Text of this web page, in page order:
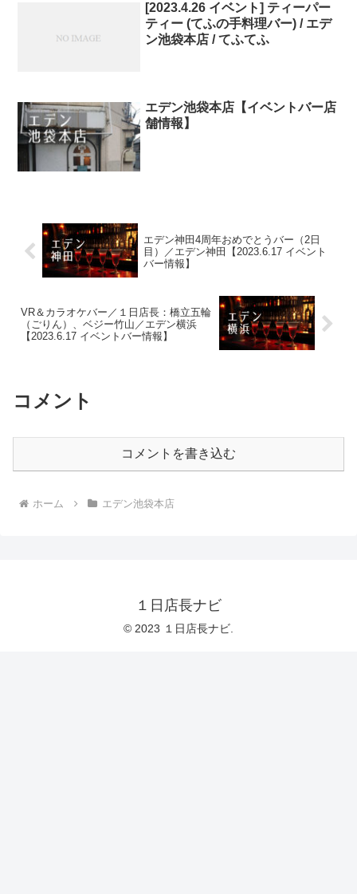
[2023.4.26 イベント] ティーパー
ティー (てふの手料理バー) / エデ
ン池袋本店 / てふてふ
エデン池袋本店【イベントバー店
舗情報】
エデン神田4周年おめでとうバー（2日
目）／エデン神田【2023.6.17 イベント
バー情報】
VR＆カラオケバー／１日店長：橋立五輪
（ごりん）、ベジー竹山／エデン横浜
【2023.6.17 イベントバー情報】
コメント
コメントを書き込む
ホーム エデン池袋本店
１日店長ナビ
© 2023 １日店長ナビ.